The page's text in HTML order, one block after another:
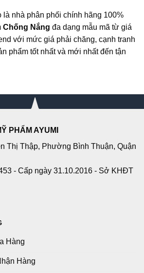
là nhà phân phối chính hãng 100%
Chống Nắng đa dạng mẫu mã từ giá
với mức giá phải chăng, cạnh tranh
phẩm tốt nhất và mới nhất đến tận
PHẨM AYUMI
Thị Thập, Phường Bình Thuận, Quận
- Cấp ngày 31.10.2016 - Sở KHĐT
Hàng
Hàng